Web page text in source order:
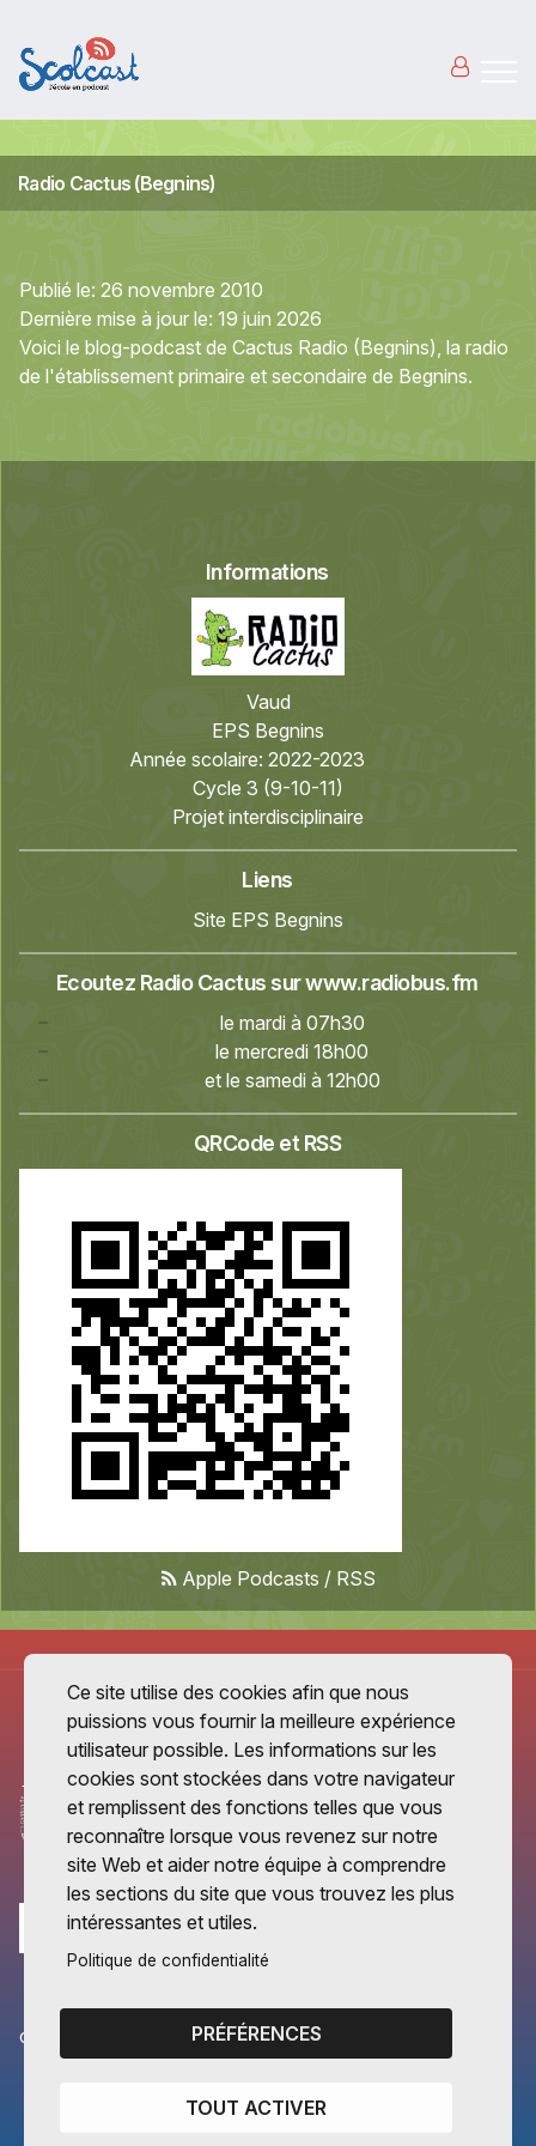
Radio Cactus (Begnins)
Publié le: 26 novembre 2010
Dernière mise à jour le: 19 juin 2026
Voici le blog-podcast de Cactus Radio (Begnins), la radio
de l'établissement primaire et secondaire de Begnins.
Informations
Vaud
EPS Begnins
Année scolaire: 2022-2023
Cycle 3 (9-10-11)
Projet interdisciplinaire
Liens
Site EPS Begnins
Ecoutez Radio Cactus surwww.radiobus.fm
le mardi à 07h30
le mercredi 18h00
et le samedi à 12h00
QRCode et RSS
Apple Podcasts / RSS
CANTONS PARTENAIRES
Vaud
Ce site utilise des cookies afin que nous
puissions vous fournir la meilleure expérience
utilisateur possible. Les informations sur les
cookies sont stockées dans votre navigateur
et remplissent des fonctions telles que vous
reconnaître lorsque vous revenez sur notre
site Web et aider notre équipe à comprendre
les sections du site que vous trouvez les plus
intéressantes et utiles.
Politique de confidentialité
PRÉFÉRENCES
TOUT ACTIVER